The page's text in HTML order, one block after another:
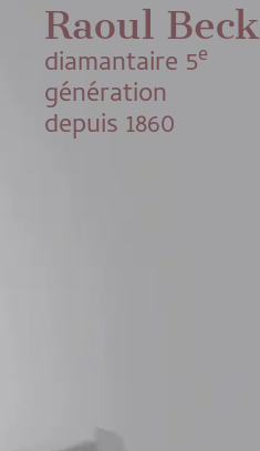
Raoul Beck
diamantaire 5e
génération
depuis 1860